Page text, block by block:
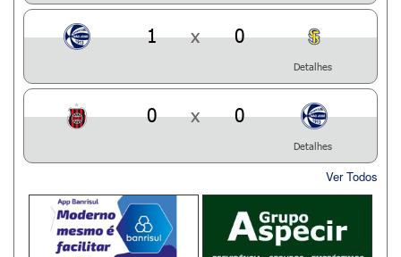
1 x 0
Detalhes
0 x 0
Detalhes
Ver Todos